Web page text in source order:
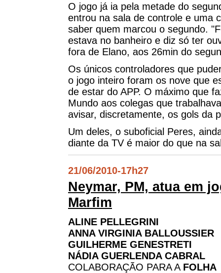
O jogo já ia pela metade do
entrou na sala de controle e uma
saber quem marcou o segundo.
estava no banheiro e diz só ter
fora de Elano, aos 26min do
Os únicos controladores que
o jogo inteiro foram os nove que
de estar do APP. O máximo que
Mundo aos colegas que
avisar, discretamente, os gols da
Um deles, o suboficial Peres,
diante da TV é maior do que na
21/06/2010-17h27
Neymar, PM, atua em
Marfim
ALINE PELLEGRINI
ANNA VIRGINIA BALLOUSSIER
GUILHERME GENESTRETI
NÁDIA GUERLENDA CABRAL
COLABORAÇÃO PARA A FOLHA